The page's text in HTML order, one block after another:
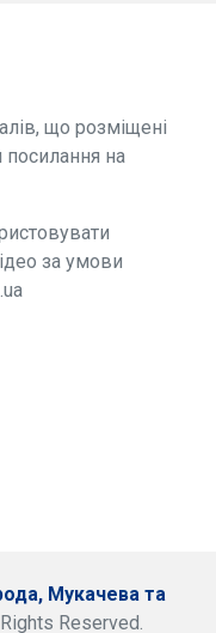
що розміщені
посилання на
за умови
Мукачева та
Reserved.